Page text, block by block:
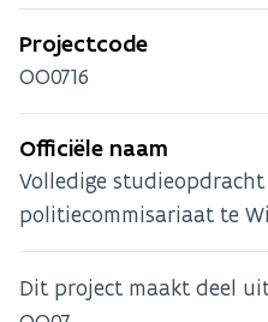
Projectcode
OO0716
Officiële naam
Volledige
politiecommisariaat te
Dit project maakt deel